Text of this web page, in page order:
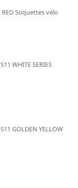
RED Soquettes vélo
WHITE SERIES
GOLDEN YELLOW